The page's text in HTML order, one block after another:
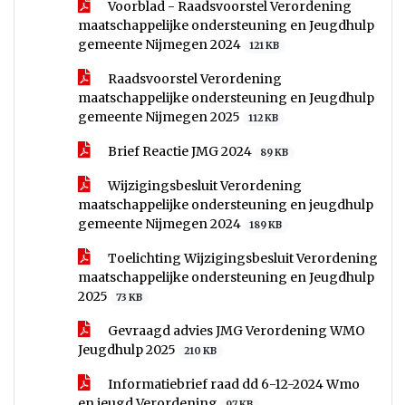
Voorblad - Raadsvoorstel Verordening
maatschappelijke ondersteuning en Jeugdhulp
gemeente Nijmegen 2024
121 KB
Raadsvoorstel Verordening
maatschappelijke ondersteuning en Jeugdhulp
gemeente Nijmegen 2025
112 KB
Brief Reactie JMG 2024 89 KB
Wijzigingsbesluit Verordening
maatschappelijke ondersteuning en jeugdhulp
gemeente Nijmegen 2024
189 KB
Toelichting Wijzigingsbesluit Verordening
maatschappelijke ondersteuning en Jeugdhulp
2025
73 KB
Gevraagd advies JMG Verordening WMO
Jeugdhulp 2025
210 KB
Informatiebrief raad dd 6-12-2024 Wmo